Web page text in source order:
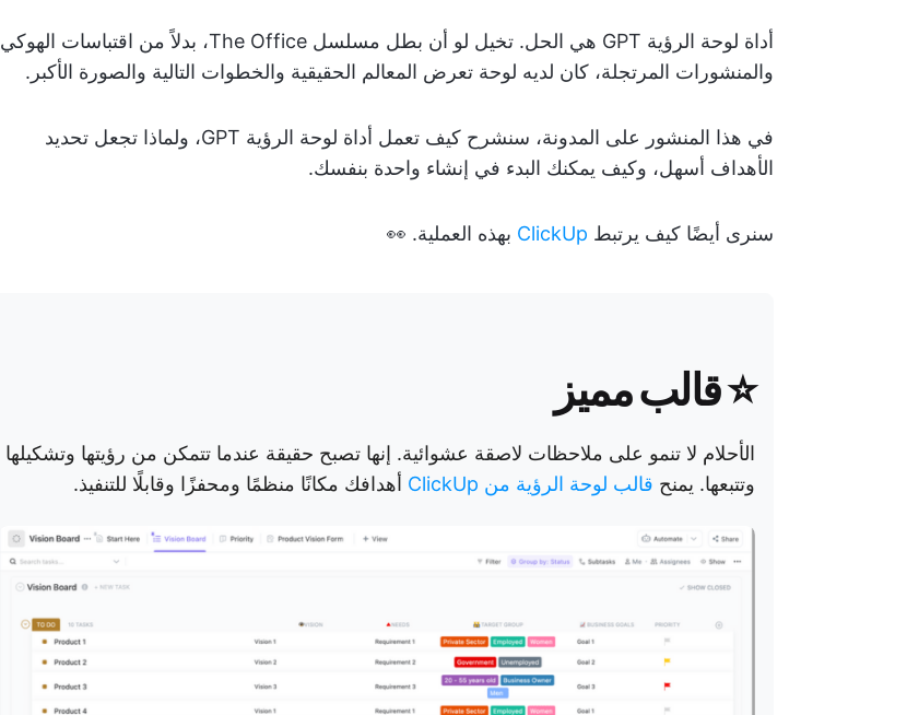
أداة لوحة الرؤية GPT هي الحل. تخيل لو أن بطل مسلسل The Office، بدلاً من اقتباسات الهوكي
والمنشورات المرتجلة، كان لديه لوحة تعرض المعالم الحقيقية والخطوات التالية والصورة الأكبر.
في هذا المنشور على المدونة، سنشرح كيف تعمل أداة لوحة الرؤية GPT، ولماذا تجعل تحديد
الأهداف أسهل، وكيف يمكنك البدء في إنشاء واحدة بنفسك.
سنرى أيضًا كيف يرتبط ClickUp بهذه العملية. 👀
⭐ قالب مميز
الأحلام لا تنمو على ملاحظات لاصقة عشوائية. إنها تصبح حقيقة عندما تتمكن من رؤيتها وتشكيلها
وتتبعها. يمنح قالب لوحة الرؤية من ClickUp أهدافك مكانًا منظمًا ومحفزًا وقابلًا للتنفيذ.